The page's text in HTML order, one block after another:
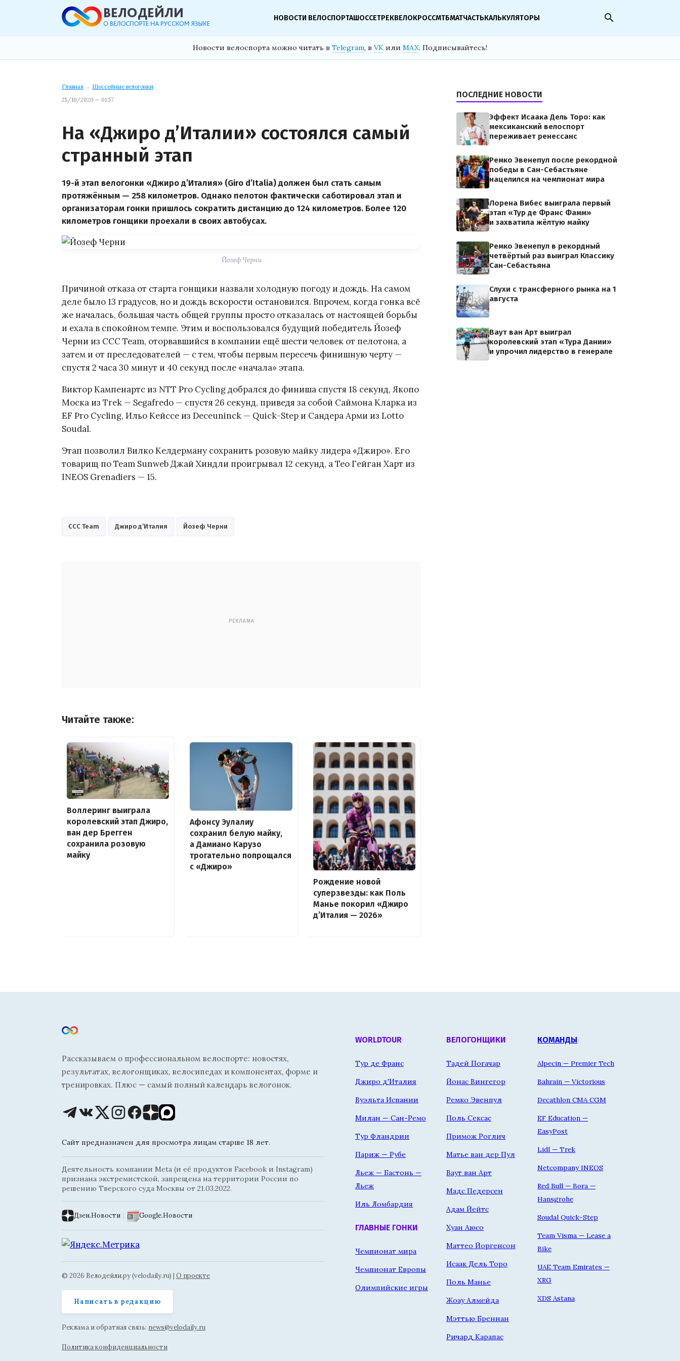
НОВОСТИ ВЕЛОСПОРТАШОССЕТРЕКВЕЛОКРОССМТБМАТЧАСТЬКАЛЬКУЛЯТОРЫ search
Новости велоспорта можно читать в Telegram, в VK или MAX. Подписывайтесь!
Главная → Шоссейные велогонки
25/10/2020 — 01:57
На «Джиро д’Италии» состоялся самый
странный этап
19-й этап велогонки «Джиро д’Италия» (Giro d’Italia) должен был стать самым
протяжённым — 258 километров. Однако пелотон фактически саботировал этап и
организаторам гонки пришлось сократить дистанцию до 124 километров. Более 120
километров гонщики проехали в своих автобусах.
Йозеф Черни
Причиной отказа от старта гонщики назвали холодную погоду и дождь. На самом
деле было 13 градусов, но и дождь вскорости остановился. Впрочем, когда гонка всё
же началась, большая часть общей группы просто отказалась от настоящей борьбы
и ехала в спокойном темпе. Этим и воспользовался будущий победитель Йозеф
Черни из CCC Team, оторвавшийся в компании ещё шести человек от пелотона, а
затем и от преследователей — с тем, чтобы первым пересечь финишную черту —
спустя 2 часа 30 минут и 40 секунд после «начала» этапа.
Виктор Кампенартс из NTT Pro Cycling добрался до финиша спустя 18 секунд, Якопо
Моска из Trek — Segafredo — спустя 26 секунд, приведя за собой Саймона Кларка из
EF Pro Cycling, Ильо Кейссе из Deceuninck — Quick-Step и Сандера Арми из Lotto
Soudal.
Этап позволил Вилко Келдерману сохранить розовую майку лидера «Джиро». Его
товарищ по Team Sunweb Джай Хиндли проигрывал 12 секунд, а Тео Гейган Харт из
INEOS Grenadiers — 15.
CCC Team Джиро д’Италия Йозеф Черни
РЕКЛАМА
Читайте также:
Воллеринг выиграла
королевский этап Джиро,
ван дер Брегген
сохранила розовую
майку
Афонсу Эулалиу
сохранил белую майку,
а Дамиано Карузо
трогательно попрощался
с «Джиро»
Рождение новой
суперзвезды: как Поль
Манье покорил «Джиро
д’Италия — 2026»
ПОСЛЕДНИЕ НОВОСТИ
Эффект Исаака Дель Торо: как
мексиканский велоспорт
переживает ренессанс
Ремко Эвенепул после рекордной
победы в Сан-Себастьяне
нацелился на чемпионат мира
Лорена Вибес выиграла первый
этап «Тур де Франс Фамм»
и захватила жёлтую майку
Ремко Эвенепул в рекордный
четвёртый раз выиграл Классику
Сан-Себастьяна
Слухи с трансферного рынка на 1
августа
Ваут ван Арт выиграл
королевский этап «Тура Дании»
и упрочил лидерство в генерале
Рассказываем о профессиональном велоспорте: новостях,
результатах, велогонщиках, велосипедах и компонентах, форме и
тренировках. Плюс — самый полный календарь велогонок.
Сайт предназначен для просмотра лицам старше 18 лет.
Деятельность компании Meta (и её продуктов Facebook и Instagram)
признана экстремистской, запрещена на территории России по
решению Тверского суда Москвы от 21.03.2022.
Дзен.Новости | Google.Новости
© 2026 Велодейли.ру (velodaily.ru) | О проекте
Написать в редакцию
Реклама и обратная связь: news@velodaily.ru
Политика конфиденциальности
WORLDTOUR
Тур де Франс
Джиро д'Италия
Вуэльта Испании
Милан — Сан-Ремо
Тур Фландрии
Париж — Рубе
Льеж — Бастонь —
Льеж
Иль Ломбардия
ГЛАВНЫЕ ГОНКИ
Чемпионат мира
Чемпионат Европы
Олимпийские игры
ВЕЛОГОНЩИКИ
Тадей Погачар
Йонас Вингегор
Ремко Эвенпул
Поль Сексас
Примож Роглич
Матье ван дер Пул
Ваут ван Арт
Мадс Педерсен
Адам Йейтс
Хуан Аюсо
Маттео Йоргенсон
Исаак Дель Торо
Поль Манье
Жоау Алмейда
Мэттью Бреннан
Ричард Карапас
КОМАНДЫ
Alpecin — Premier Tech
Bahrain — Victorious
Decathlon CMA CGM
EF Education —
EasyPost
Lidl — Trek
Netcompany INEOS
Red Bull — Bora —
Hansgrohe
Soudal Quick-Step
Team Visma — Lease a
Bike
UAE Team Emirates —
XRG
XDS Astana